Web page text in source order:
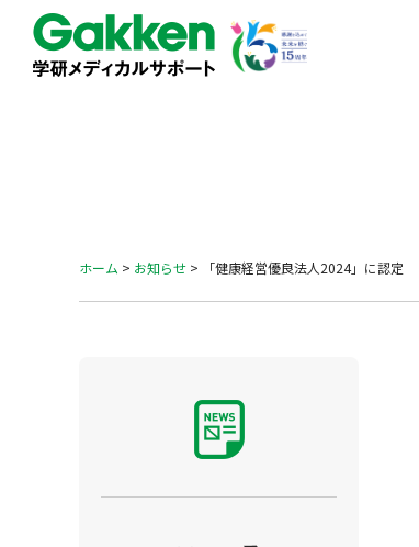
ホーム > お知らせ > 「健康経営優良法人2024」に認定